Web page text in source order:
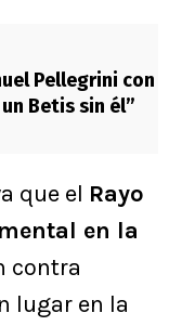
Pellegrini con
Betis sin él”
que el Rayo
en la
contra
lugar en la